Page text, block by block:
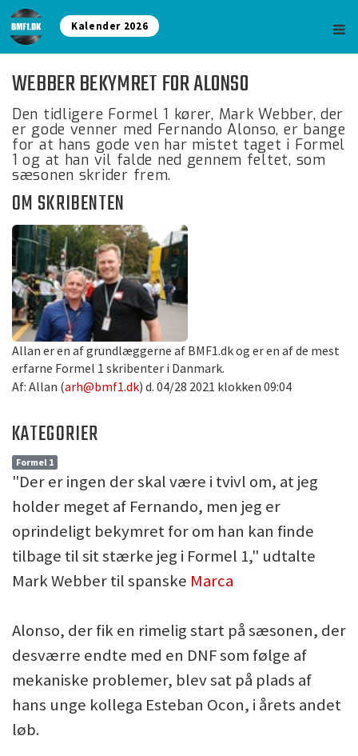
Kalender 2026
WEBBER BEKYMRET FOR ALONSO
Den tidligere Formel 1 kører, Mark Webber, der
er gode venner med Fernando Alonso, er bange
for at hans gode ven har mistet taget i Formel
1 og at han vil falde ned gennem feltet, som
sæsonen skrider frem.
OM SKRIBENTEN
Allan er en af grundlæggerne af BMF1.dk og er en af de mest
erfarne Formel 1 skribenter i Danmark.
Af: Allan (arh@bmf1.dk) d. 04/28 2021 klokken 09:04
KATEGORIER
Formel 1
"Der er ingen der skal være i tvivl om, at jeg
holder meget af Fernando, men jeg er
oprindeligt bekymret for om han kan finde
tilbage til sit stærke jeg i Formel 1," udtalte
Mark Webber til spanske Marca
Alonso, der fik en rimelig start på sæsonen, der
desværre endte med en DNF som følge af
mekaniske problemer, blev sat på plads af
hans unge kollega Esteban Ocon, i årets andet
løb.